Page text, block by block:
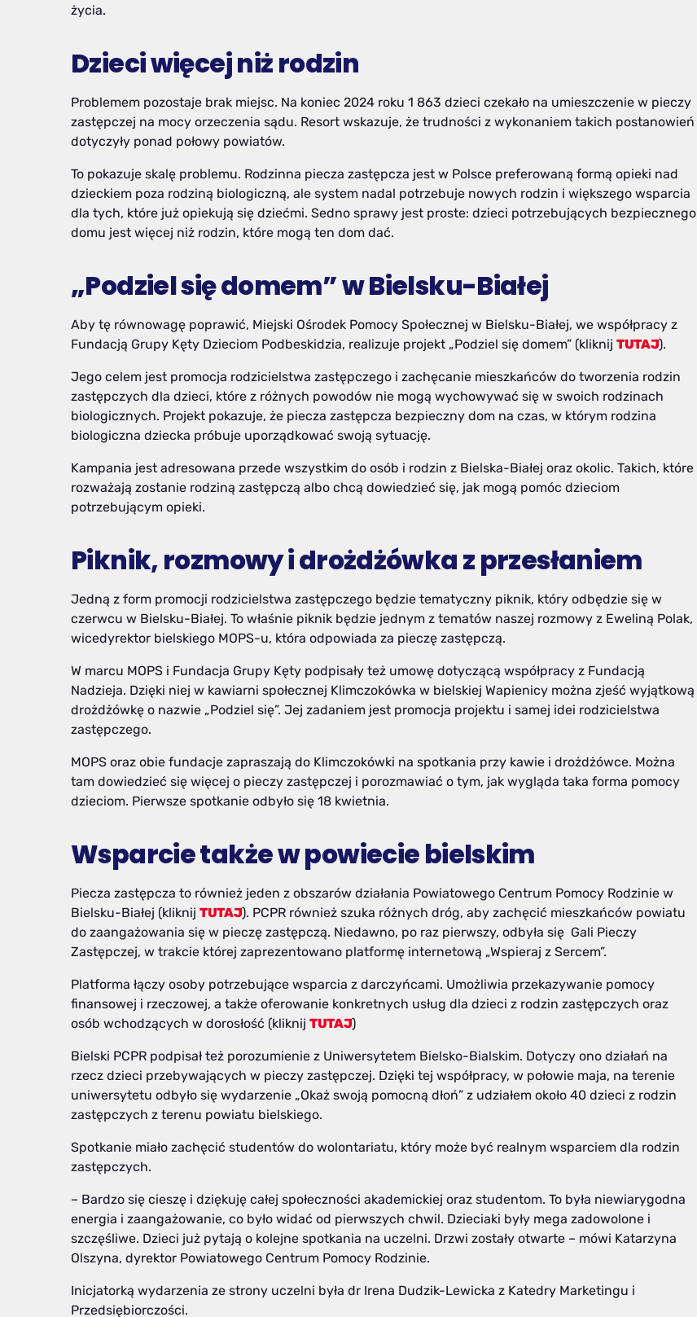
życia.
Dzieci więcej niż rodzin
Problemem pozostaje brak miejsc. Na koniec 2024 roku 1 863 dzieci czekało na umieszczenie w pieczy
zastępczej na mocy orzeczenia sądu. Resort wskazuje, że trudności z wykonaniem takich postanowień
dotyczyły ponad połowy powiatów.
To pokazuje skalę problemu. Rodzinna piecza zastępcza jest w Polsce preferowaną formą opieki nad
dzieckiem poza rodziną biologiczną, ale system nadal potrzebuje nowych rodzin i większego wsparcia
dla tych, które już opiekują się dziećmi. Sedno sprawy jest proste: dzieci potrzebujących bezpiecznego
domu jest więcej niż rodzin, które mogą ten dom dać.
„Podziel się domem” w Bielsku-Białej
Aby tę równowagę poprawić, Miejski Ośrodek Pomocy Społecznej w Bielsku-Białej, we współpracy z
Fundacją Grupy Kęty Dzieciom Podbeskidzia, realizuje projekt „Podziel się domem” (kliknij TUTAJ).
Jego celem jest promocja rodzicielstwa zastępczego i zachęcanie mieszkańców do tworzenia rodzin
zastępczych dla dzieci, które z różnych powodów nie mogą wychowywać się w swoich rodzinach
biologicznych. Projekt pokazuje, że piecza zastępcza bezpieczny dom na czas, w którym rodzina
biologiczna dziecka próbuje uporządkować swoją sytuację.
Kampania jest adresowana przede wszystkim do osób i rodzin z Bielska-Białej oraz okolic. Takich, które
rozważają zostanie rodziną zastępczą albo chcą dowiedzieć się, jak mogą pomóc dzieciom
potrzebującym opieki.
Piknik, rozmowy i drożdżówka z przesłaniem
Jedną z form promocji rodzicielstwa zastępczego będzie tematyczny piknik, który odbędzie się w
czerwcu w Bielsku-Białej. To właśnie piknik będzie jednym z tematów naszej rozmowy z Eweliną Polak,
wicedyrektor bielskiego MOPS-u, która odpowiada za pieczę zastępczą.
W marcu MOPS i Fundacja Grupy Kęty podpisały też umowę dotyczącą współpracy z Fundacją
Nadzieja. Dzięki niej w kawiarni społecznej Klimczokówka w bielskiej Wapienicy można zjeść wyjątkową
drożdżówkę o nazwie „Podziel się”. Jej zadaniem jest promocja projektu i samej idei rodzicielstwa
zastępczego.
MOPS oraz obie fundacje zapraszają do Klimczokówki na spotkania przy kawie i drożdżówce. Można
tam dowiedzieć się więcej o pieczy zastępczej i porozmawiać o tym, jak wygląda taka forma pomocy
dzieciom. Pierwsze spotkanie odbyło się 18 kwietnia.
Wsparcie także w powiecie bielskim
Piecza zastępcza to również jeden z obszarów działania Powiatowego Centrum Pomocy Rodzinie w
Bielsku-Białej (kliknij TUTAJ). PCPR również szuka różnych dróg, aby zachęcić mieszkańców powiatu
do zaangażowania się w pieczę zastępczą. Niedawno, po raz pierwszy, odbyła się Gali Pieczy
Zastępczej, w trakcie której zaprezentowano platformę internetową „Wspieraj z Sercem”.
Platforma łączy osoby potrzebujące wsparcia z darczyńcami. Umożliwia przekazywanie pomocy
finansowej i rzeczowej, a także oferowanie konkretnych usług dla dzieci z rodzin zastępczych oraz
osób wchodzących w dorosłość (kliknij TUTAJ)
Bielski PCPR podpisał też porozumienie z Uniwersytetem Bielsko-Bialskim. Dotyczy ono działań na
rzecz dzieci przebywających w pieczy zastępczej. Dzięki tej współpracy, w połowie maja, na terenie
uniwersytetu odbyło się wydarzenie „Okaż swoją pomocną dłoń” z udziałem około 40 dzieci z rodzin
zastępczych z terenu powiatu bielskiego.
Spotkanie miało zachęcić studentów do wolontariatu, który może być realnym wsparciem dla rodzin
zastępczych.
– Bardzo się cieszę i dziękuję całej społeczności akademickiej oraz studentom. To była niewiarygodna
energia i zaangażowanie, co było widać od pierwszych chwil. Dzieciaki były mega zadowolone i
szczęśliwe. Dzieci już pytają o kolejne spotkania na uczelni. Drzwi zostały otwarte – mówi Katarzyna
Olszyna, dyrektor Powiatowego Centrum Pomocy Rodzinie.
Inicjatorką wydarzenia ze strony uczelni była dr Irena Dudzik-Lewicka z Katedry Marketingu i
Przedsiębiorczości.